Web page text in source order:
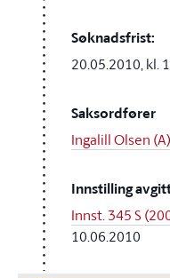
Søknadsfrist:
20.05.2010, kl.
Saksordfører
Ingalill Olsen (A)
Innstilling
Innst. 345 S
10.06.2010